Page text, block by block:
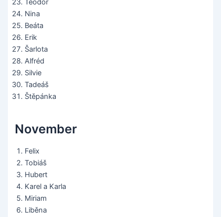
Teodor
Nina
Beáta
Erik
Šarlota
Alfréd
Silvie
Tadeáš
Štěpánka
November
Felix
Tobiáš
Hubert
Karel a Karla
Miriam
Liběna